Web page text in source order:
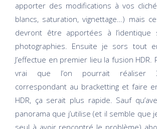
apporter des modifications à vos
blancs, saturation, vignettage…) mais
devront être apportées à
photographies. Ensuite je sors tout
J’effectue en premier lieu la fusion HDR.
vrai que l’on pourrait réaliser
correspondant au bracketting et faire
HDR, ça serait plus rapide. Sauf
panorama que j’utilise (et il semble que
seul à avoir rencontré le problème)